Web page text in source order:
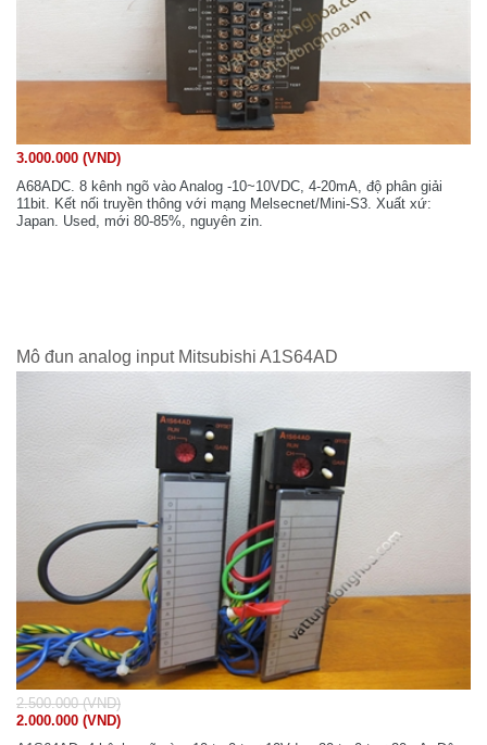
3.000.000 (VND)
A68ADC. 8 kênh ngõ vào Analog -10~10VDC, 4-20mA, độ phân giải
11bit. Kết nối truyền thông với mạng Melsecnet/Mini-S3. Xuất xứ:
Japan. Used, mới 80-85%, nguyên zin.
Mô đun analog input Mitsubishi A1S64AD
2.500.000 (VND)
2.000.000 (VND)